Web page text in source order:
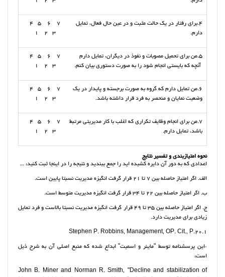
4.برای رفتار در یک حالت مثبت و در عین حال فعال، تمایل
دارم.
7 6 5 4
5.من برای تحمیل مصوبات و نفوذ در دیگران، تمایل دارم
آنچه که بایستی انجام شود را به صورت دستوری بیان کنم.
7 6 5 4
6.من تمایل دارم که گروه به صورت برجسته و پایدار در یک
وضعیت نمایان و منحصر به فرد قرار داشته باشد.
7 6 5 4
7.من برای انجام وظایف تکراری که اغلب با کار مدیریتی مرتبط
باشد، تمایل دارم.
7 6 5 4
نحوه امتیازبندی و تفسیر نتایج
اعدادی که به دور آن دایره کشیده اید را جمع ببندید و نتیجه را در اینجا ثبت کنید: ...
الف. اگر امتیاز حاصله بین 7 تا 21 قرار گرفت انگیزه مدیریت نسبتا پایین است.
ب. اگر امتیاز حاصله بین 22 تا 34 قرار گرفت انگیزه مدیریت متوسط است.
ج. اگر امتیاز حاصله بین 35 تا 49 قرار گرفت انگیزه مدیریت نسبتا بالاست و فرد تمایل
زیادی برای مدیریت دارد.
1.Stephen P. Robbins‚ Management‚ OP. Cit.‚ P.20
*این پرسشنامه توسط "ماینر و اسمیت" ابداع شده که منبع اصلی آن به شرح ذیل
است:
John B. Miner and Norman R. Smith‚ "Decline and stabilization of